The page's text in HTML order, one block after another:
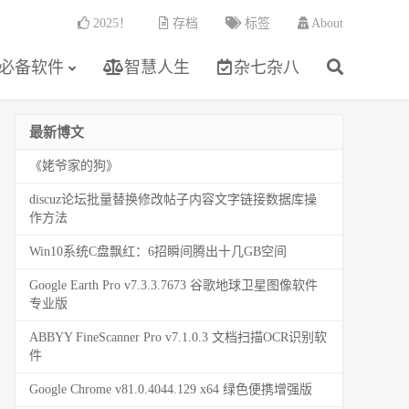
备软件 智慧人生 杂七杂八
2025！ 存档 标签 About
最新博文
《姥爷家的狗》
discuz论坛批量替换修改帖子内容文字链接数据库操
作方法
Win10系统C盘飘红：6招瞬间腾出十几GB空间
Google Earth Pro v7.3.3.7673 谷歌地球卫星图像软件
专业版
ABBYY FineScanner Pro v7.1.0.3 文档扫描OCR识别软
件
Google Chrome v81.0.4044.129 x64 绿色便携增强版